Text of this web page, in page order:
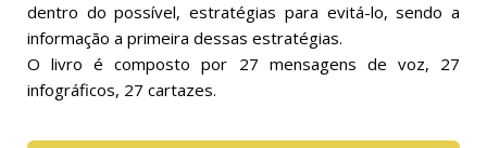
dentro do possível, estratégias para evitá-lo, sendo a
informação a primeira dessas estratégias.
O livro é composto por 27 mensagens de voz, 27
infográficos, 27 cartazes.